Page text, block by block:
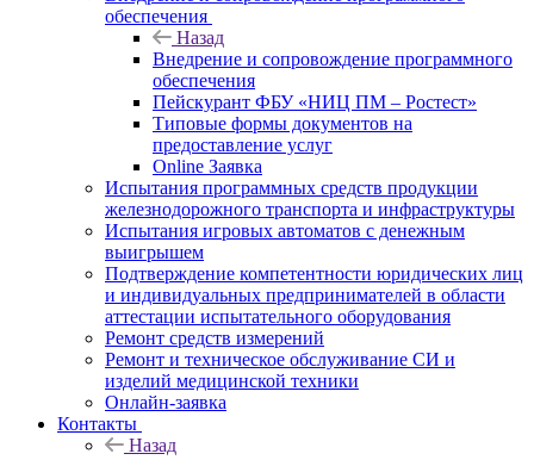
обеспечения
Назад
Внедрение и сопровождение программного
обеспечения
Пейскурант ФБУ «НИЦ ПМ – Ростест»
Типовые формы документов на
предоставление услуг
Online Заявка
Испытания программных средств продукции
железнодорожного транспорта и инфраструктуры
Испытания игровых автоматов с денежным
выигрышем
Подтверждение компетентности юридических лиц
и индивидуальных предпринимателей в области
аттестации испытательного оборудования
Ремонт средств измерений
Ремонт и техническое обслуживание СИ и
изделий медицинской техники
Онлайн-заявка
Контакты
Назад